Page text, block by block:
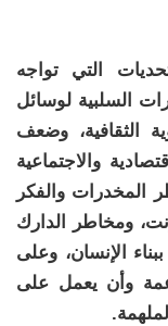
التي تواجه
السلبية لوسائل
الثقافية، وضعف
والاجتماعية
المخدرات والفكر
ومخاطر الدارك
الإنسان، وعلى
وأن يعمل على